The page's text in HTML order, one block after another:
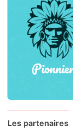
Les partenaires